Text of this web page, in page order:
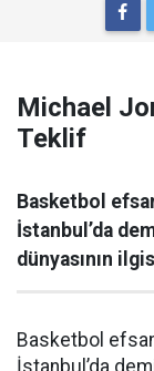
Michael
Teklif
Basketbol
İstanbul’da
dünyasının
Basketbol
İstanbul’da